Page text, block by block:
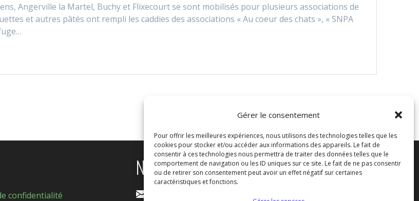
Gérer le consentement
Pour offrir les meilleures expériences, nous utilisons des technologies telles que les
cookies pour stocker et/ou accéder aux informations des appareils. Le fait de
consentir à ces technologies nous permettra de traiter des données telles que le
comportement de navigation ou les ID uniques sur ce site. Le fait de ne pas consentir
ou de retirer son consentement peut avoir un effet négatif sur certaines
caractéristiques et fonctions.
Angerville la Martel, Buchy et Flixecourt se sont mobilisés pour plusieurs associations de
et autres pâtés ont rempli les caddies des associations « Au coeur des chats », « SNPA
confidentialité
Nous contacter